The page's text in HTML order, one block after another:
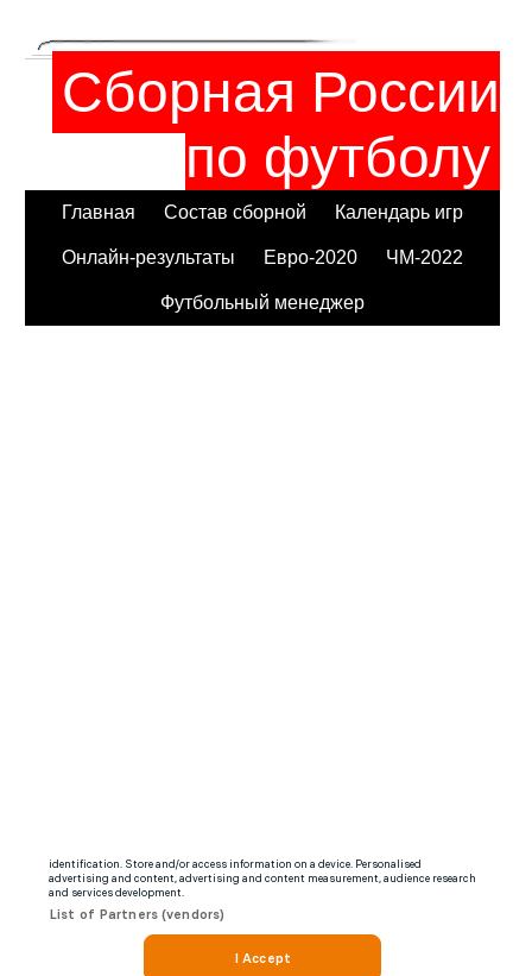
Сборная России
по футболу
Главная Состав сборной Календарь игр
Онлайн-результаты Евро-2020 ЧМ-2022
Футбольный менеджер